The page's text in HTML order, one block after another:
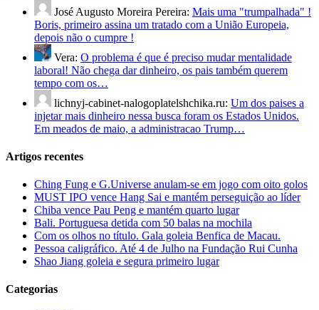
José Augusto Moreira Pereira: Mais uma "trumpalhada" !
Boris, primeiro assina um tratado com a União Europeia,
depois não o cumpre !
Vera: O problema é que é preciso mudar mentalidade
laboral! Não chega dar dinheiro, os pais também querem
tempo com os…
lichnyj-cabinet-nalogoplatelshchika.ru: Um dos paises a
injetar mais dinheiro nessa busca foram os Estados Unidos.
Em meados de maio, a administracao Trump…
Artigos recentes
Ching Fung e G.Universe anulam-se em jogo com oito golos
MUST IPO vence Hang Sai e mantém perseguição ao líder
Chiba vence Pau Peng e mantém quarto lugar
Bali. Portuguesa detida com 50 balas na mochila
Com os olhos no título. Gala goleia Benfica de Macau.
Pessoa caligráfico. Até 4 de Julho na Fundação Rui Cunha
Shao Jiang goleia e segura primeiro lugar
Categorias